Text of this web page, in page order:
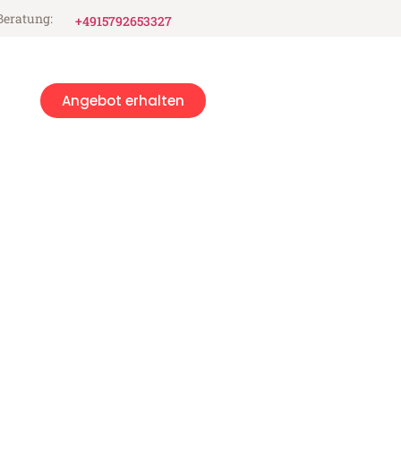
+4915792653327
Angebot erhalten